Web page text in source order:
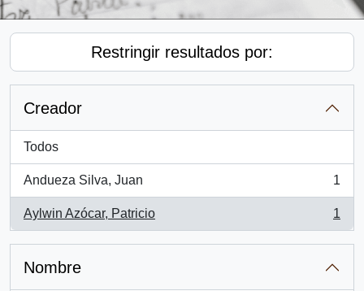
Restringir resultados por:
Creador
Todos
Andueza Silva, Juan
, 1 resultados
1
Aylwin Azócar, Patricio
, 1 resultados
1
Nombre